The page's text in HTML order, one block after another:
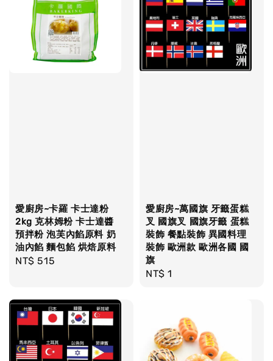
愛廚房~卡羅 卡士達粉
2kg 克林姆粉 卡士達醬
預拌粉 泡芙內餡原料 奶
油內餡 麵包餡 烘焙原料
Regular
NT$ 515
愛廚房~萬國旗 牙籤蛋糕
叉 國旗叉 國旗牙籤 蛋糕
裝飾 餐點裝飾 異國料理
裝飾 歐洲款 歐洲各國 國
旗
Regular
NT$ 1